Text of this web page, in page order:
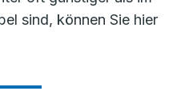
sind, können Sie hier